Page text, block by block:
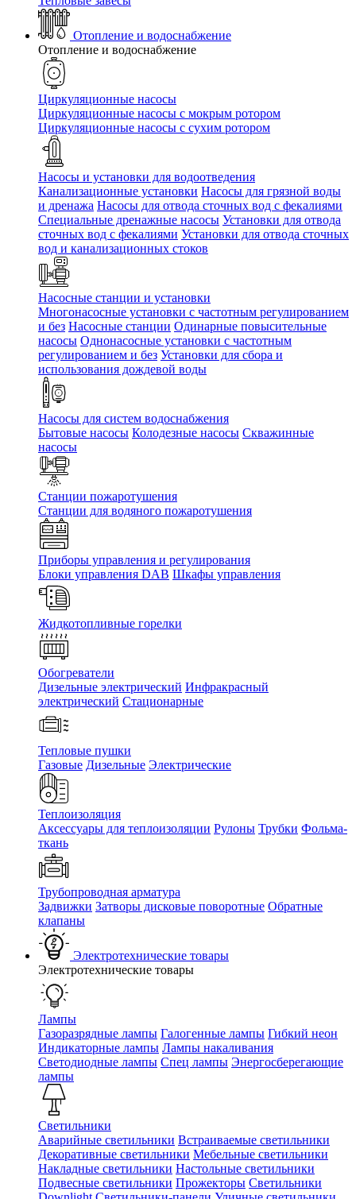
Отопление и водоснабжение
Отопление и водоснабжение
Циркуляционные насосы
Циркуляционные насосы с мокрым ротором
Циркуляционные насосы с сухим ротором
Насосы и установки для водоотведения
Канализационные установки Насосы для грязной воды
и дренажа Насосы для отвода сточных вод c фекалиями
Специальные дренажные насосы Установки для отвода
сточных вод c фекалиями Установки для отвода сточных
вод и канализационных стоков
Насосные станции и установки
Многонасосные установки с частотным регулированием
и без Насосные станции Одинарные повысительные
насосы Однонасосные установки с частотным
регулированием и без Установки для сбора и
использования дождевой воды
Насосы для систем водоснабжения
Бытовые насосы Колодезные насосы Скважинные
насосы
Станции пожаротушения
Станции для водяного пожаротушения
Приборы управления и регулирования
Блоки управления DAB Шкафы управления
Жидкотопливные горелки
Обогреватели
Дизельные электрический Инфракрасный
электрический Стационарные
Тепловые пушки
Газовые Дизельные Электрические
Теплоизоляция
Аксессуары для теплоизоляции Рулоны Трубки Фольма-
ткань
Трубопроводная арматура
Задвижки Затворы дисковые поворотные Обратные
клапаны
Электротехнические товары
Электротехнические товары
Лампы
Газоразрядные лампы Галогенные лампы Гибкий неон
Индикаторные лампы Лампы накаливания
Светодиодные лампы Спец лампы Энергосберегающие
лампы
Светильники
Аварийные светильники Встраиваемые светильники
Декоративные светильники Мебельные светильники
Накладные светильники Настольные светильники
Подвесные светильники Прожекторы Светильники